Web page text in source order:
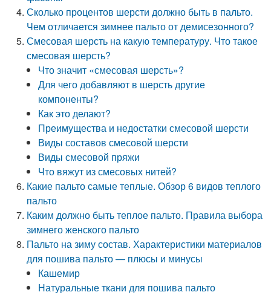
Сколько процентов шерсти должно быть в пальто.
Чем отличается зимнее пальто от демисезонного?
Смесовая шерсть на какую температуру. Что такое
смесовая шерсть?
Что значит «смесовая шерсть»?
Для чего добавляют в шерсть другие
компоненты?
Как это делают?
Преимущества и недостатки смесовой шерсти
Виды составов смесовой шерсти
Виды смесовой пряжи
Что вяжут из смесовых нитей?
Какие пальто самые теплые. Обзор 6 видов теплого
пальто
Каким должно быть теплое пальто. Правила выбора
зимнего женского пальто
Пальто на зиму состав. Характеристики материалов
для пошива пальто — плюсы и минусы
Кашемир
Натуральные ткани для пошива пальто